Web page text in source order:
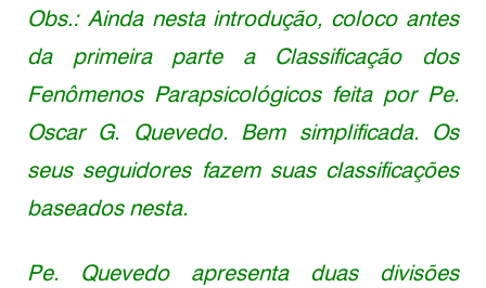
Obs.:Ainda nesta introdução, coloco antes
da primeira parte a Classificação dos
Fenômenos Parapsicológicos feita por Pe.
Oscar G. Quevedo. Bem simplificada. Os
seus seguidores fazem suas classificações
baseados nesta.
Pe. Quevedo apresenta duas divisões